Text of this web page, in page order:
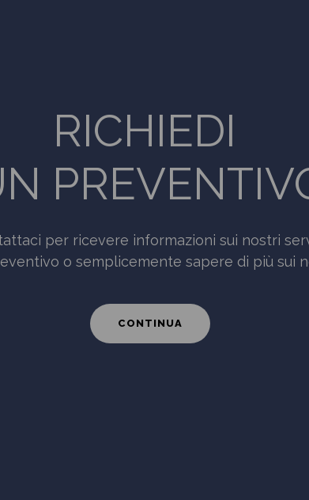
RICHIEDI
per ricevere informazioni sui nostri
o semplicemente sapere di più sui
CONTINUA